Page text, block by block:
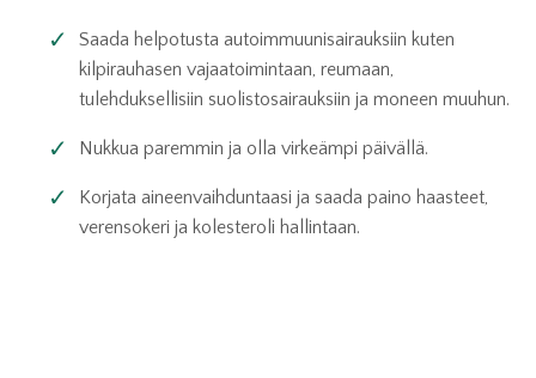
Saada helpotusta autoimmuunisairauksiin kuten
kilpirauhasen vajaatoimintaan, reumaan,
tulehduksellisiin suolistosairauksiin ja moneen muuhun.
Nukkua paremmin ja olla virkeämpi päivällä.
Korjata aineenvaihduntaasi ja saada paino haasteet,
verensokeri ja kolesteroli hallintaan.